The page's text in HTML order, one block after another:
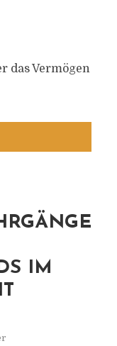
das Vermögen
IM